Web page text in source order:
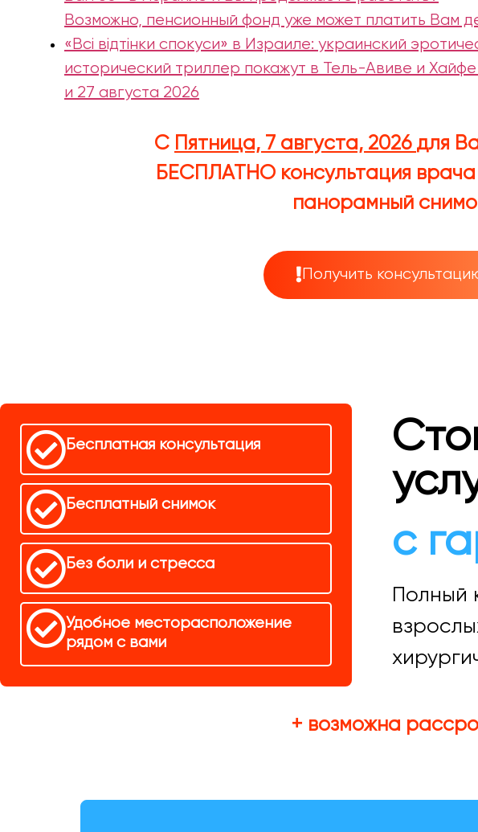
Возможно, пенсионный фонд уже может платить Вам
«Всі відтінки спокуси» в Израиле: украинский
исторический триллер покажут в Тель-Авиве и
и 27 августа 2026
С Пятница, 7 августа, 2026 для
БЕСПЛАТНО консультация
панорамный
Получить
Бесплатная консультация
Бесплатный снимок
Без боли и стресса
Удобное месторасположение
рядом с вами
с
Полный
+ возможна